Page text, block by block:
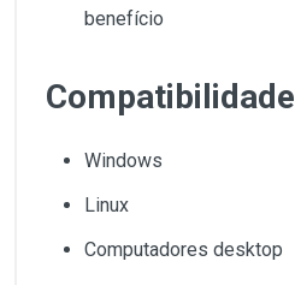
benefício
Compatibilidade
Windows
Linux
Computadores desktop